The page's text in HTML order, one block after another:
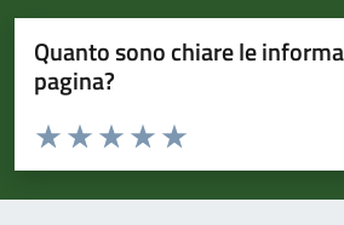
Quanto sono chiare le
pagina?
Valuta da 1 a 5 stelle la pagina
Valuta 5 stelle su 5
Valuta 4 stelle su 5
Valuta 3 stelle su 5
Valuta 2 stelle su 5
Valuta 1 stelle su 5